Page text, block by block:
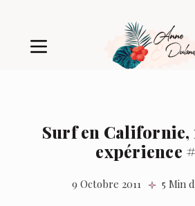
Surf en Californie,
expérience
9 Octobre 2011 5 Min